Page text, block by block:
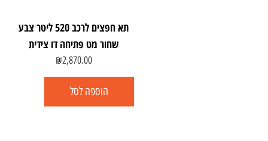
תא חפצים לרכב 520 ליטר צבע
שחור מט פתיחה דו צידית
₪2,870.00
הוספה לסל